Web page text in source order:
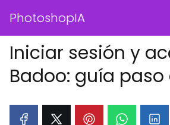
PhotoshopIA
Iniciar sesión y
Badoo: guía paso